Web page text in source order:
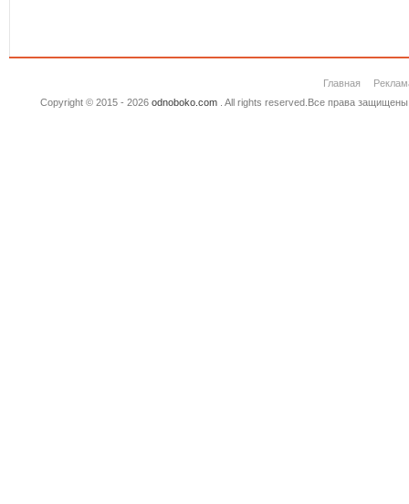
Главная
Copyright © 2015 - 2026 odnoboko.com. All rights reserved.Все права защищены.